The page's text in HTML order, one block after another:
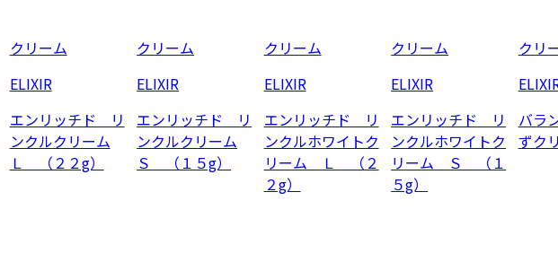
クリーム
ELIXIR
エンリッチド リ
ンクルクリーム
Ｌ （２２g）
クリーム
ELIXIR
エンリッチド リ
ンクルクリーム
Ｓ （１５g）
クリーム
ELIXIR
エンリッチド リ
ンクルホワイトク
リーム Ｌ （２
２g）
クリーム
ELIXIR
エンリッチド リ
ンクルホワイトク
リーム Ｓ （１
５g）
クリ
バラ
ずク